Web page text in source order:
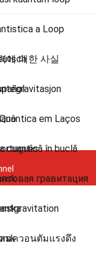
a Loop
에 대한 사실
em Laços
cuantică în buclă
гравитация
มควอนตัมแรงดึง